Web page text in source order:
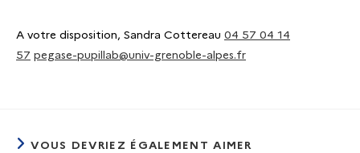
A votre disposition, Sandra Cottereau 04 57 04 14
57 pegase-pupillab@univ-grenoble-alpes.fr
VOUS DEVRIEZ ÉGALEMENT AIMER